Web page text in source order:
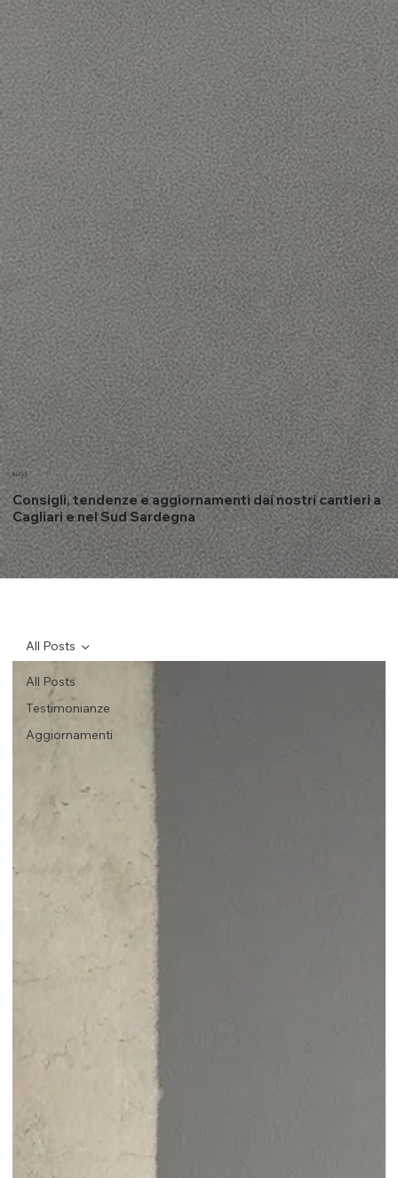
BLOG
Consigli, tendenze e aggiornamenti dai nostri cantieri a
Cagliari e nel Sud Sardegna
All Posts
Testimonianze
Aggiornamenti
All Posts